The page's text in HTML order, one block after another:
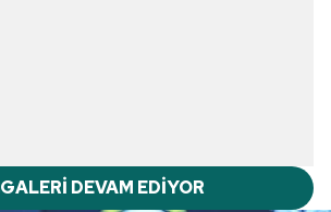
GALERİ DEVAM EDİYOR